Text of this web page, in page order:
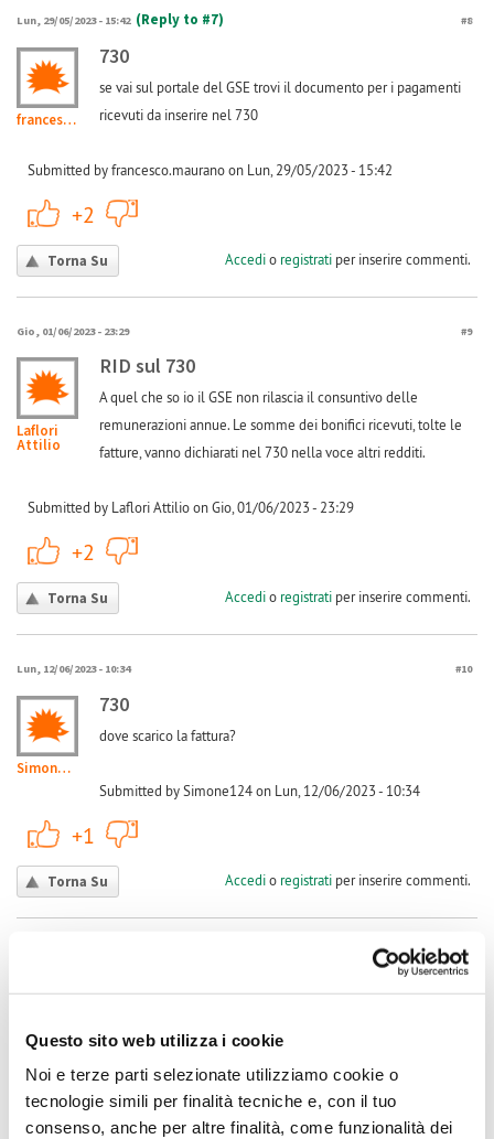
Questo sito web utilizza i cookie
Noi e terze parti selezionate utilizziamo cookie o
tecnologie simili per finalità tecniche e, con il tuo
consenso, anche per altre finalità, come funzionalità dei
Lun, 29/05/2023 - 15:42 (Reply to #7) #8
francesco.maurano
730
se vai sul portale del GSE trovi il documento per i pagamenti
ricevuti da inserire nel 730
Submitted by francesco.maurano on Lun, 29/05/2023 - 15:42
+2
Torna Su Accedio registratiper inserire commenti.
Gio, 01/06/2023 - 23:29 #9
Laflori
Attilio
RID sul 730
A quel che so io il GSE non rilascia il consuntivo delle
remunerazioni annue. Le somme dei bonifici ricevuti, tolte le
fatture, vanno dichiarati nel 730 nella voce altri redditi.
Submitted by Laflori Attilio on Gio, 01/06/2023 - 23:29
+2
Torna Su Accedio registratiper inserire commenti.
Lun, 12/06/2023 - 10:34 #10
Simone124
730
dove scarico la fattura?
Submitted by Simone124 on Lun, 12/06/2023 - 10:34
+1
Torna Su Accedio registratiper inserire commenti.
#11
claudiosedda198...
730 e dichiarare le eccedenze
possono essere inseriti i bonifici ricevuti, ho contattato il gse e
mi hanno detto che loro non rilasciano cu, cosa devo fare?
Submitted by claudiosedda1980@gmail.com on Lun, 03/07/2023 - 13:14